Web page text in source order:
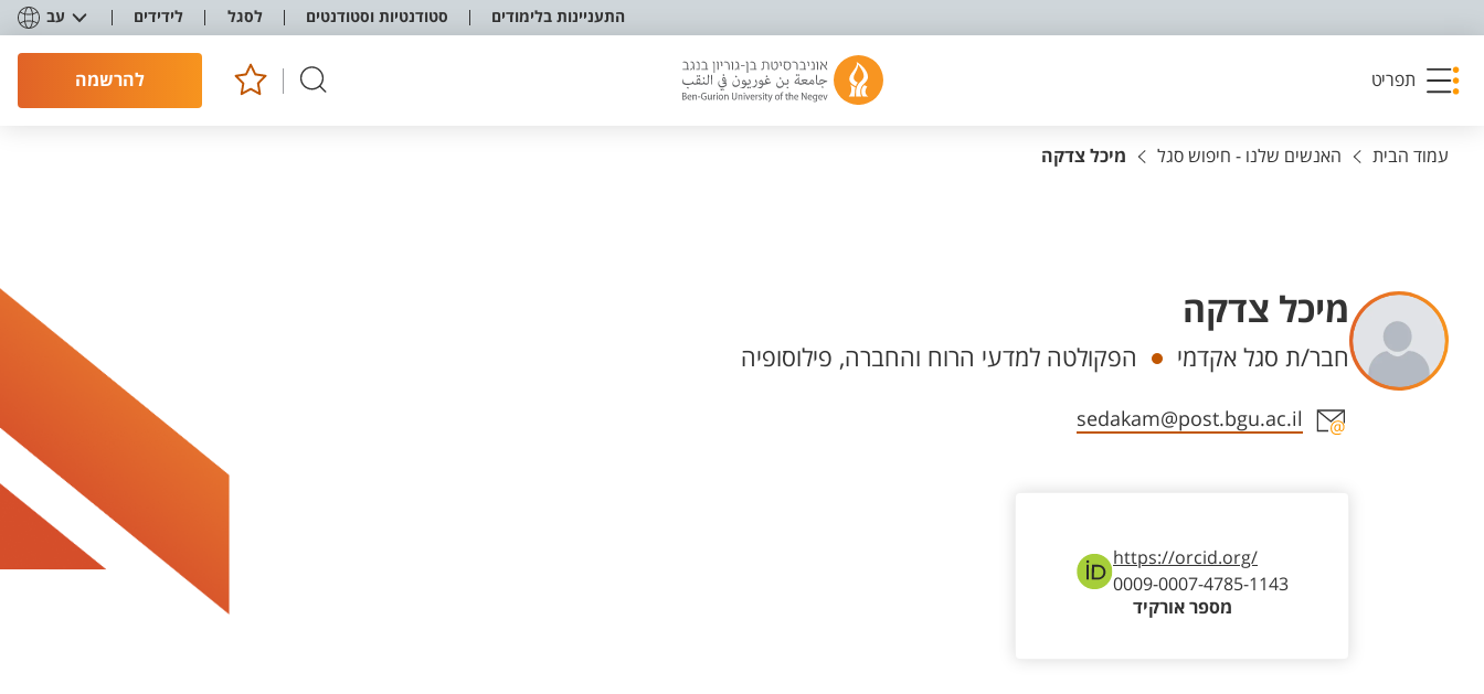
התעניינות בלימודים סטודנטיות וסטודנטים לסגל לידידים עב
תפריט להרשמה
עמוד הבית האנשים שלנו - חיפוש סגל מיכל צדקה
מיכל צדקה
יחידות
חבר/ת סגל אקדמי הפקולטה למדעי הרוח והחברה, פילוסופיה
אזור צור קשר עם איש הסגל
sedakam@post.bgu.ac.il
https://orcid.org/
0009-0007-4785-1143
מספר אורקיד